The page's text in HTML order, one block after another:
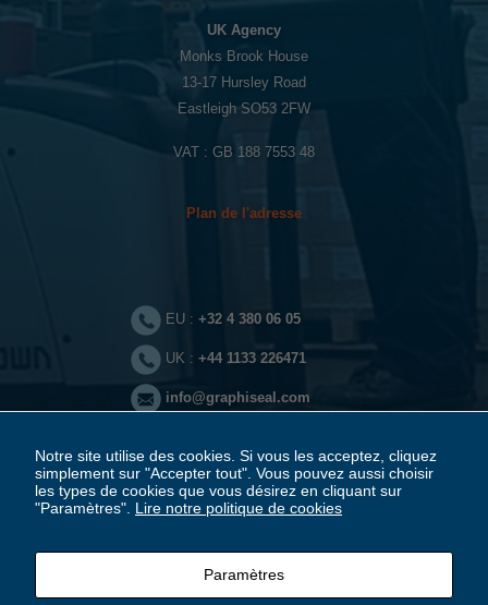
UK Agency
Monks Brook House
13-17 Hursley Road
Eastleigh SO53 2FW
VAT : GB 188 7553 48
Plan de l'adresse
EU : +32 4 380 06 05
UK : +44 1133 226471
info@graphiseal.com
Notre site utilise des cookies. Si vous les acceptez, cliquez
simplement sur "Accepter tout". Vous pouvez aussi choisir
les types de cookies que vous désirez en cliquant sur
"Paramètres". Lire notre politique de cookies
Paramètres
Nécessaires
bon
fonctionnement
du site.
Nous permet
d'améliorer les
fonctionnalités
et la structure
de notre site,
sur la façon
dont il est